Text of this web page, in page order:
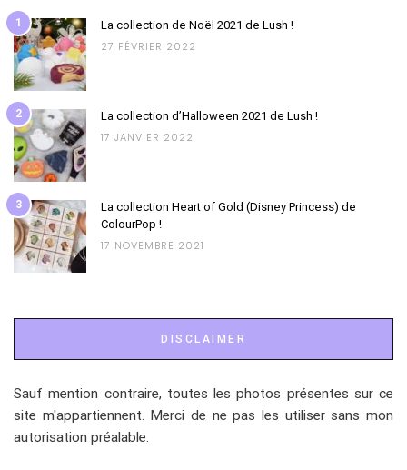
1 La collection de Noël 2021 de Lush !
27 FÉVRIER 2022
2 La collection d’Halloween 2021 de Lush !
17 JANVIER 2022
3
La collection Heart of Gold (Disney Princess) de
ColourPop !
17 NOVEMBRE 2021
DISCLAIMER
Sauf mention contraire, toutes les photos présentes sur ce
site m'appartiennent. Merci de ne pas les utiliser sans mon
autorisation préalable.